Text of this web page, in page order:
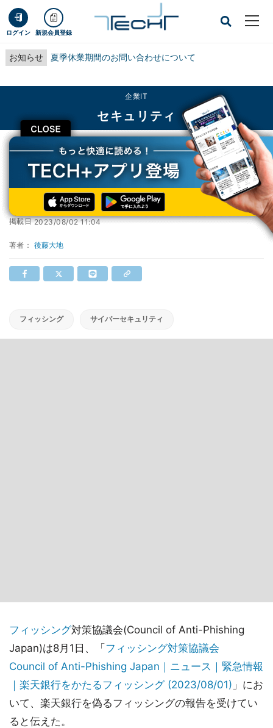
ログイン 新規会員登録
お知らせ 夏季休業期間のお問い合わせについて
CLOSE
企業IT
セキュリティ
TECH+ 企業IT
セキュリティ
楽天銀行を偽るフィッシング確認、注意を
楽天銀行を偽るフィッシング確認、注意を
掲載日2023/08/02 11:04
著者： 後藤大地
フィッシング サイバーセキュリティ
フィッシング対策協議会(Council of Anti-Phishing
Japan)は8月1日、「 フィッシング対策協議会
Council of Anti-Phishing Japan｜ニュース｜緊急情報
｜楽天銀行をかたるフィッシング (2023/08/01) 」にお
いて、楽天銀行を偽るフィッシングの報告を受けてい
ると伝えた。